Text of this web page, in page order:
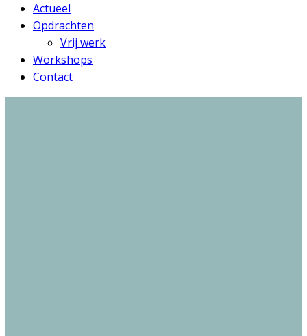
Actueel
Opdrachten
Vrij werk
Workshops
Contact